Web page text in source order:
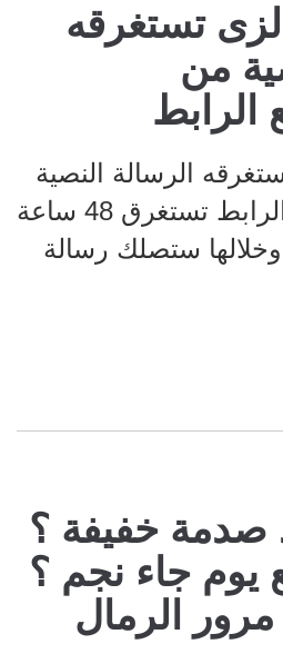
تستغرقه
من
الرابط
الرسالة النصية
من التقديرات مع الرابط تستغرق 48 ساعة
وخلالها ستصلك رسالة
خفيفة ؟
جاء نجم ؟
الرمال